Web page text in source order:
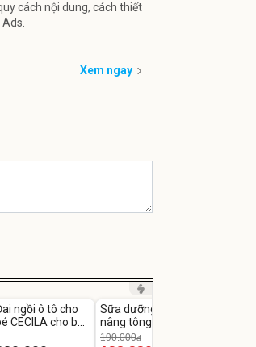
cách nội dung, cách thiết
Xem ngay
ngồi ô tô cho
CECILA cho bé
-27%
Unmute
Sữa dưỡng thể
nâng tông tức thì
Vaseline Body
190.000đ